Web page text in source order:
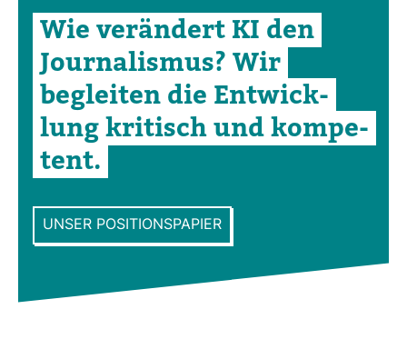
Wie ver­än­dert KI den
Jour­na­lismus? Wir
begleiten die Ent­wick­
lung kri­tisch und kom­pe­
tent.
UNSER POSITIONSPAPIER